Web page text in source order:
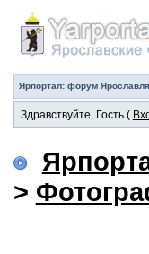
Ярпортал: форум Ярославля
Здравствуйте, Гость (
>